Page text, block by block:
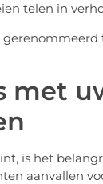
telen in
met
is het
aanvallen